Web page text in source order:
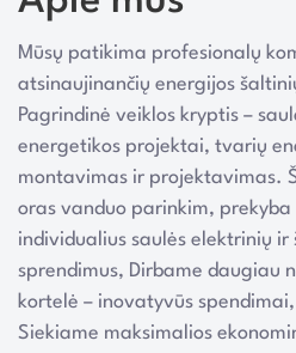
Mūsų patikima profesionalų
atsinaujinančių energijos
Pagrindinė veiklos kryptis –
energetikos projektai, tvarių
montavimas ir projektavimas.
oras vanduo parinkim,
individualius saulės elektrinių ir
sprendimus, Dirbame daugiau
kortelė – inovatyvūs
Siekiame maksimalios